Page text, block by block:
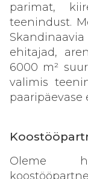
parimat,
teenindust.
ehitajad,
6000 m²
valimis
Oleme